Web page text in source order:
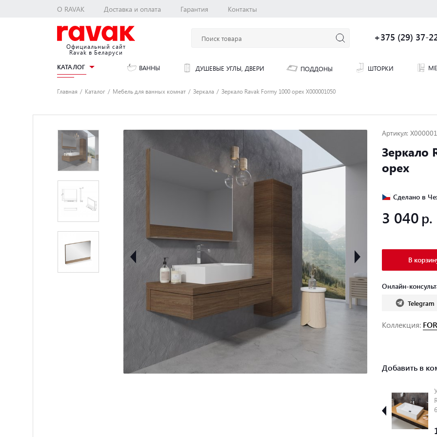
О RAVAK Доставка и оплата Гарантия Контакты
Официальный сайт
Ravak в Беларуси
+375 (29) 37-
КАТАЛОГ ВАННЫ ДУШЕВЫЕ УГЛЫ, ДВЕРИ ПОДДОНЫ ШТОРКИ
Главная Каталог Мебель для ванных комнат Зеркала Зеркало Ravak Formy 1000 орех X000001050
Артикул:
Зеркало
орех
Сделано в
3 040
В
Онлайн-
Telegram
Коллекция:
Добавить в